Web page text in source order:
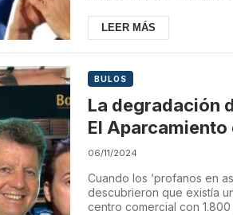
LEER MÁS
BULOS
La degradación
El Aparcamiento
06/11/2024
Cuando los ‘profanos en
descubrieron que existía
centro comercial con